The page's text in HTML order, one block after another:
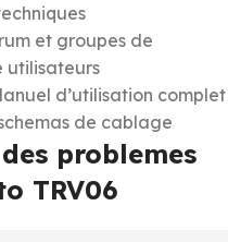
et groupes de
utilisateurs
d’utilisation complet
de cablage
problemes
TRV06